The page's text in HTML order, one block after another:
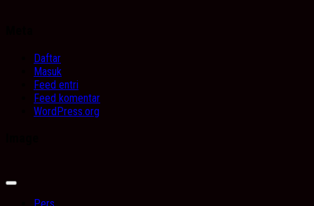
Daftar
Masuk
Feed entri
Feed komentar
WordPress.org
Expand